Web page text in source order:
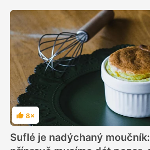
Hodnocení
8×
Suflé je nadýchaný